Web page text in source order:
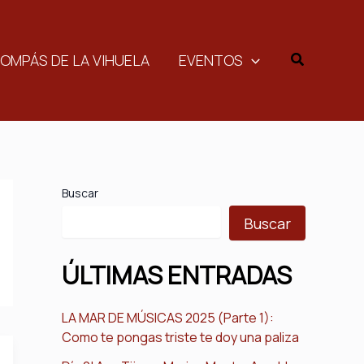
DE LA VIHUELA EVENTOS Buscar
Buscar
Buscar
ÚLTIMAS ENTRADAS
LA MAR DE MÚSICAS 2025 (Parte 1):
Como te pongas triste te doy una paliza